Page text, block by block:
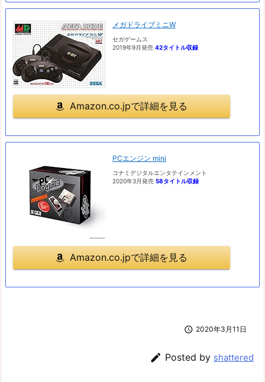
メガドライブミニW
セガゲームス
2019年9月発売 42タイトル収録
Amazon.co.jpで詳細を見る
PCエンジン mini
コナミデジタルエンタテインメント
2020年3月発売 58タイトル収録
Amazon.co.jpで詳細を見る
 2020年3月11日
 Posted by shattered